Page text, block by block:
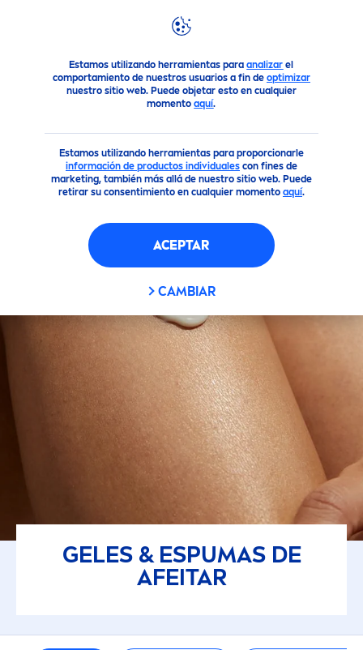
Estamos utilizando herramientas paraanalizar el
comportamiento de nuestros usuarios a fin de optimizar
nuestro sitio web. Puede objetar esto en cualquier
momentoaquí.
Estamos utilizando herramientas para proporcionarle
información de productos individualescon fines de
marketing, también más allá de nuestro sitio web. Puede
retirar su consentimiento en cualquier momento aquí.
ACEPTAR
CAMBIAR
Productos NIVEAMen Espumas & Geles de Afeitar
GELES & ESPUMAS DE
AFEITAR
TIPO DE PIEL
Piel Seca
Piel Sensible
Todo tipo de piel
FILTROS SELECCIONADOS